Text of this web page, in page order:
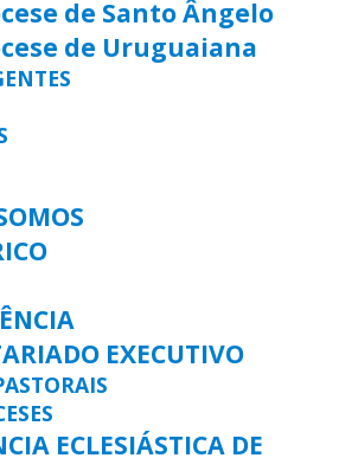
de Santo Ângelo
de Uruguaiana
EXECUTIVO
ECLESIÁSTICA DE